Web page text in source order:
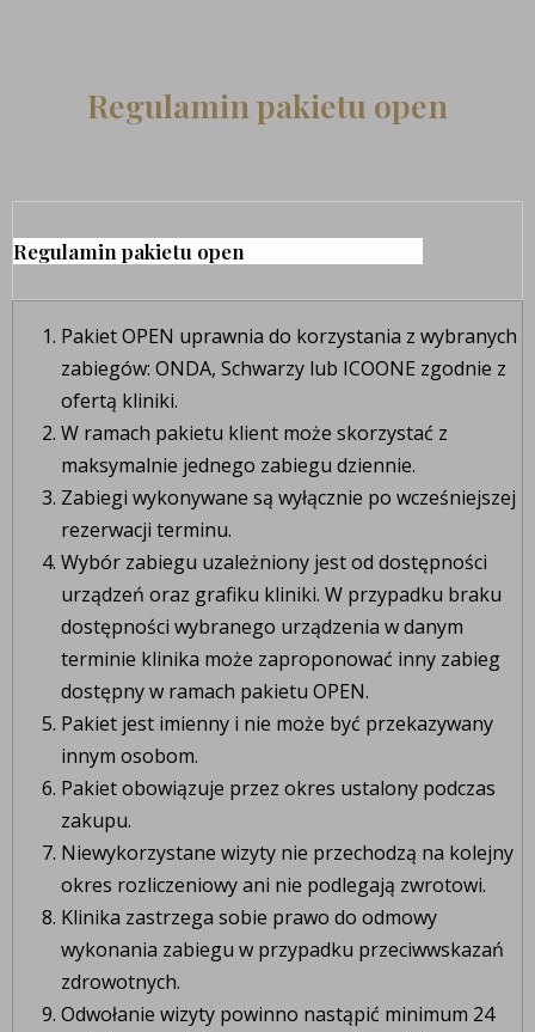
Regulamin pakietu open
Regulamin pakietu open
Pakiet OPEN uprawnia do korzystania z wybranych
zabiegów: ONDA, Schwarzy lub ICOONE zgodnie z
ofertą kliniki.
W ramach pakietu klient może skorzystać z
maksymalnie jednego zabiegu dziennie.
Zabiegi wykonywane są wyłącznie po wcześniejszej
rezerwacji terminu.
Wybór zabiegu uzależniony jest od dostępności
urządzeń oraz grafiku kliniki. W przypadku braku
dostępności wybranego urządzenia w danym
terminie klinika może zaproponować inny zabieg
dostępny w ramach pakietu OPEN.
Pakiet jest imienny i nie może być przekazywany
innym osobom.
Pakiet obowiązuje przez okres ustalony podczas
zakupu.
Niewykorzystane wizyty nie przechodzą na kolejny
okres rozliczeniowy ani nie podlegają zwrotowi.
Klinika zastrzega sobie prawo do odmowy
wykonania zabiegu w przypadku przeciwwskazań
zdrowotnych.
Odwołanie wizyty powinno nastąpić minimum 24